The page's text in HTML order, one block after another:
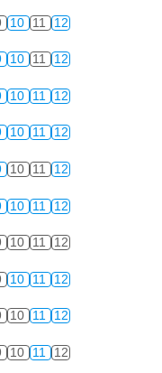
10 11 12
10 11 12
10 11 12
10 11 12
10 11 12
10 11 12
10 11 12
10 11 12
10 11 12
10 11 12